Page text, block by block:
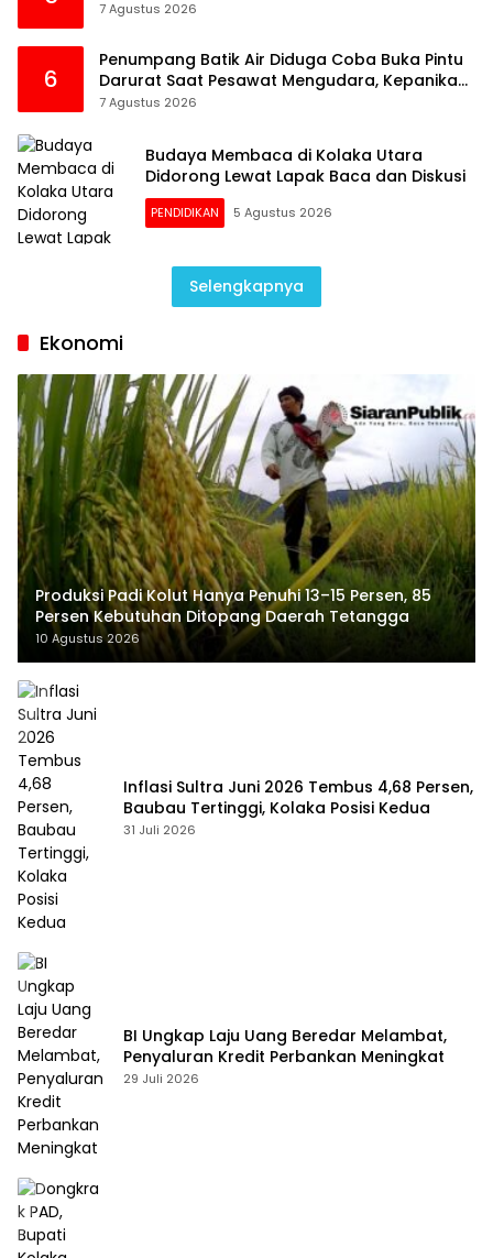
7 Agustus 2026
6
Penumpang Batik Air Diduga Coba Buka Pintu
Darurat Saat Pesawat Mengudara, Kepanikan
Pecah di Dalam Kabin
7 Agustus 2026
Budaya Membaca di Kolaka Utara
Didorong Lewat Lapak Baca dan Diskusi
PENDIDIKAN 5 Agustus 2026
Selengkapnya
Ekonomi
Produksi Padi Kolut Hanya Penuhi 13–15 Persen, 85
Persen Kebutuhan Ditopang Daerah Tetangga
10 Agustus 2026
Inflasi Sultra Juni 2026 Tembus 4,68 Persen,
Baubau Tertinggi, Kolaka Posisi Kedua
31 Juli 2026
BI Ungkap Laju Uang Beredar Melambat,
Penyaluran Kredit Perbankan Meningkat
29 Juli 2026